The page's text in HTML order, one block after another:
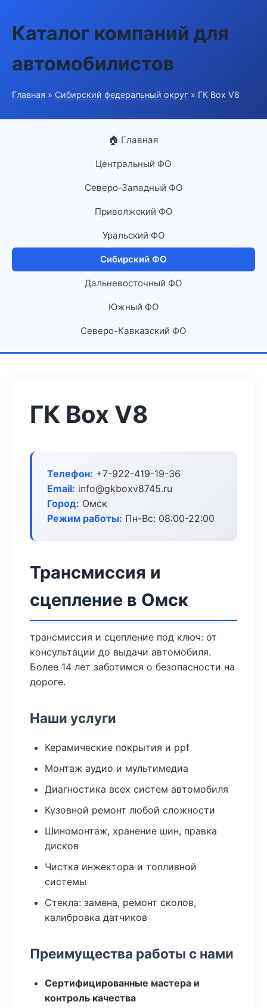
Каталог компаний для
автомобилистов
Главная » Сибирский федеральный округ » ГК Box V8
🏠 Главная
Центральный ФО
Северо-Западный ФО
Приволжский ФО
Уральский ФО
Сибирский ФО
Дальневосточный ФО
Южный ФО
Северо-Кавказский ФО
ГК Box V8
Телефон: +7-922-419-19-36
Email: info@gkboxv8745.ru
Город: Омск
Режим работы: Пн-Вс: 08:00-22:00
Трансмиссия и
сцепление в Омск
трансмиссия и сцепление под ключ: от
консультации до выдачи автомобиля.
Более 14 лет заботимся о безопасности на
дороге.
Наши услуги
Керамические покрытия и ppf
Монтаж аудио и мультимедиа
Диагностика всех систем автомобиля
Кузовной ремонт любой сложности
Шиномонтаж, хранение шин, правка
дисков
Чистка инжектора и топливной
системы
Стекла: замена, ремонт сколов,
калибровка датчиков
Преимущества работы с нами
Сертифицированные мастера и
контроль качества